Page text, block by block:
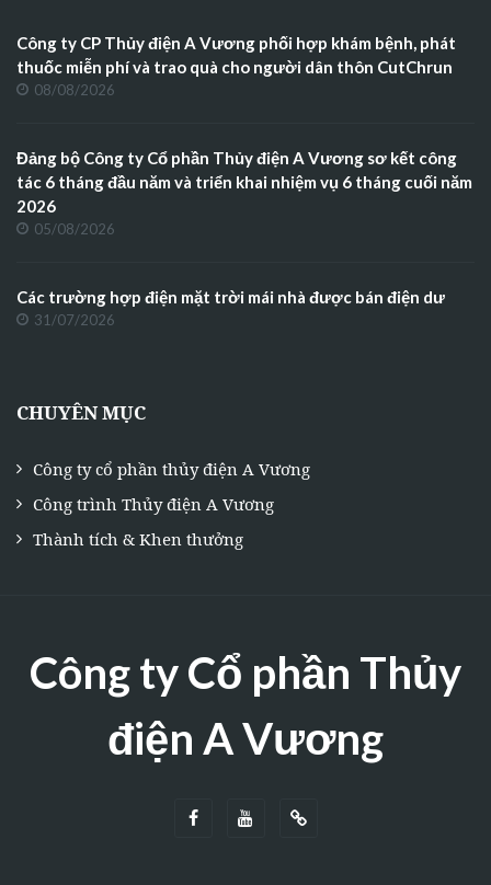
Công ty CP Thủy điện A Vương phối hợp khám bệnh, phát
thuốc miễn phí và trao quà cho người dân thôn CutChrun
08/08/2026
Đảng bộ Công ty Cổ phần Thủy điện A Vương sơ kết công
tác 6 tháng đầu năm và triển khai nhiệm vụ 6 tháng cuối năm
2026
05/08/2026
Các trường hợp điện mặt trời mái nhà được bán điện dư
31/07/2026
CHUYÊN MỤC
Công ty cổ phần thủy điện A Vương
Công trình Thủy điện A Vương
Thành tích & Khen thưởng
Công ty Cổ phần Thủy
điện A Vương